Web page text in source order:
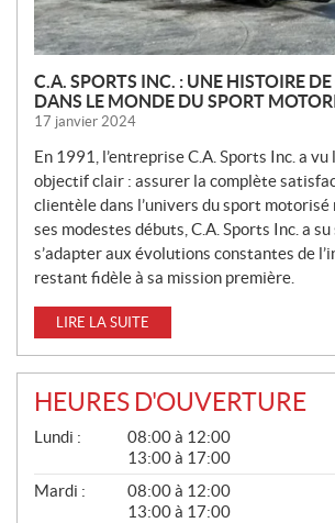
C.A. SPORTS INC. : UNE HISTOIRE
DANS LE MONDE DU SPORT
17 janvier 2024
En 1991, l’entreprise C.A. Sports Inc. a vu
objectif clair : assurer la complète
clientèle dans l’univers du sport
ses modestes débuts, C.A. Sports Inc. a
s’adapter aux évolutions constantes de
restant fidèle à sa mission première.
LIRE LA SUITE
HEURES D'OUVERTURE
G
N
É
Lundi :
08:00 à 12:00
13:00 à 17:00
Mardi :
08:00 à 12:00
13:00 à 17:00